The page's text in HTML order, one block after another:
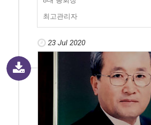
최고관리자
23 Jul 2020